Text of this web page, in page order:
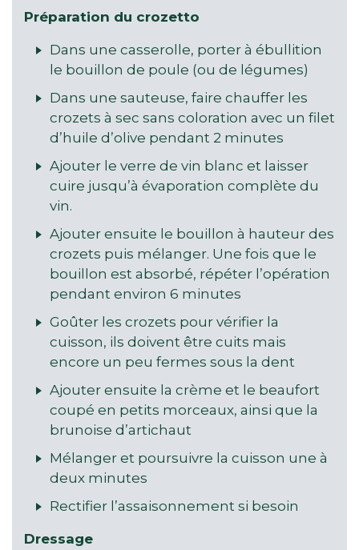
Préparation du crozetto
Dans une casserolle, porter à ébullition
le bouillon de poule (ou de légumes)
Dans une sauteuse, faire chauffer les
crozets à sec sans coloration avec un filet
d’huile d’olive pendant 2 minutes
Ajouter le verre de vin blanc et laisser
cuire jusqu’à évaporation complète du
vin.
Ajouter ensuite le bouillon à hauteur des
crozets puis mélanger. Une fois que le
bouillon est absorbé, répéter l’opération
pendant environ 6 minutes
Goûter les crozets pour vérifier la
cuisson, ils doivent être cuits mais
encore un peu fermes sous la dent
Ajouter ensuite la crème et le beaufort
coupé en petits morceaux, ainsi que la
brunoise d’artichaut
Mélanger et poursuivre la cuisson une à
deux minutes
Rectifier l’assaisonnement si besoin
Dressage